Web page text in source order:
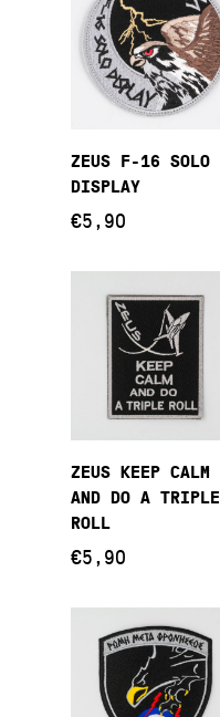
Προσθήκη Στο
Καλάθι
ZEUS F-16 SOLO
DISPLAY
€5,90
Διαβάστε
Περισσότερα
ZEUS KEEP CALM
AND DO A TRIPLE
ROLL
€5,90